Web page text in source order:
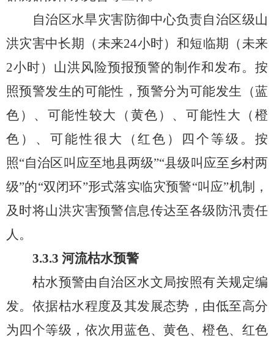
自治区水旱灾害防御中心负责自治区级山
洪灾害中长期（未来24小时）和短临期（未来
2小时）山洪风险预报预警的制作和发布。按
照预警发生的可能性，预警分为可能发生（蓝
色）、可能性较大（黄色）、可能性大（橙
色）、可能性很大（红色）四个等级。按
照“自治区叫应至地县两级”“县级叫应至乡村两
级”的“双闭环”形式落实临灾预警“叫应”机制，
及时将山洪灾害预警信息传达至各级防汛责任
人 。
3.3.3 河流枯水预警
枯水预警由自治区水文局按照有关规定编
发。依据枯水程度及其发展态势，由低至高分
为四个等级，依次用蓝色、黄色、橙色、红色